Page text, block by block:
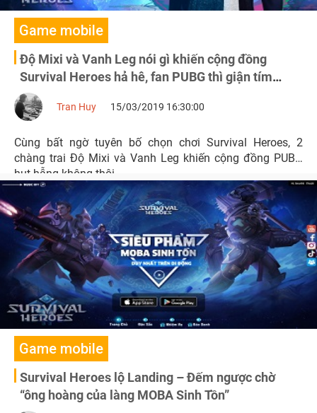
Game mobile
Độ Mixi và Vanh Leg nói gì khiến cộng đồng
Survival Heroes hả hê, fan PUBG thì giận tím
mặt?
Tran Huy 15/03/2019 16:30:00
Cùng bất ngờ tuyên bố chọn chơi Survival Heroes, 2
chàng trai Độ Mixi và Vanh Leg khiến cộng đồng PUBG
hụt hẫng không thôi.
Game mobile
Survival Heroes lộ Landing – Đếm ngược chờ
“ông hoàng của làng MOBA Sinh Tồn”